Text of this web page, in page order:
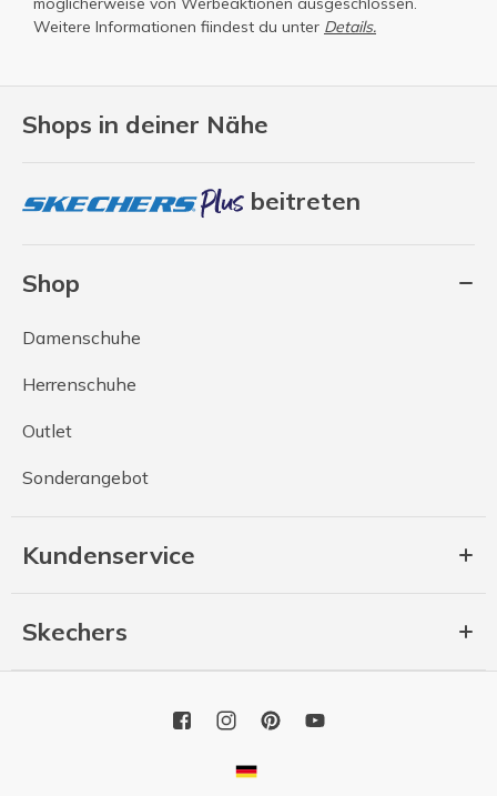
Shops in deiner Nähe
beitreten
Shop
Damenschuhe
Herrenschuhe
Outlet
Sonderangebot
Kundenservice
Skechers
Weitere Informationen fiindest du unter Details.